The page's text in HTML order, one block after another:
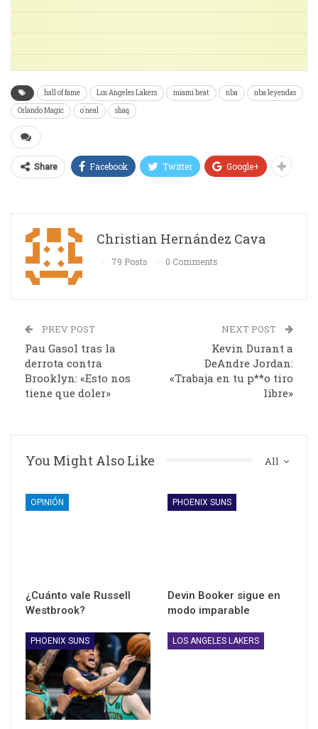
hall of fame Los Angeles Lakers miami heat nba
nba leyendas
Orlando Magic
o´neal shaq
Share Facebook Twitter Google+
Christian Hernández Cava
79 Posts 0 Comments
PREV POST
Pau Gasol tras la
derrota contra
Brooklyn: «Esto nos
tiene que doler»
NEXT POST
Kevin Durant a
DeAndre Jordan:
«Trabaja en tu p**o tiro
libre»
All
You Might Also Like
OPINIÓN
¿Cuánto vale Russell
Westbrook?
PHOENIX SUNS
Devin Booker sigue en
modo imparable
PHOENIX SUNS LOS ANGELES LAKERS